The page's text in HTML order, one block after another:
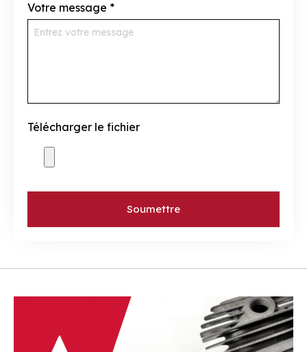
Votre message *
Télécharger le fichier
Soumettre